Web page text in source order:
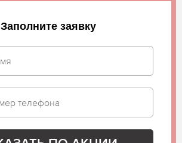
Заполните заявку